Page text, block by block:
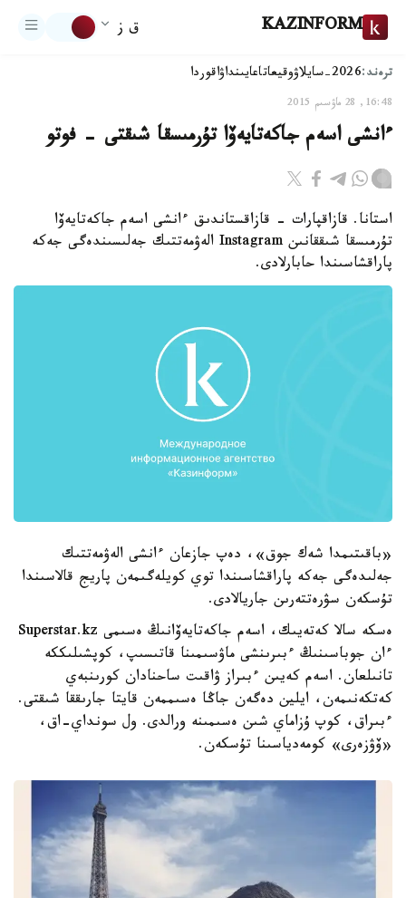
KAZINFORM ق ز
ترەند:2026-سايلاۋ وقيعاتاعايىنداۋاقوردا
16:48, 28 ماۋسىم 2015
ءانشى اسەم جاكەتايەۆا تۇرمىسقا شىقتى - فوتو
استانا. قازاقپارات - قازاقستاندىق ءانشى اسەم جاكەتايەۆا
تۇرمىسقا شىققانىن Instagram الەۋمەتتىك جەلىسىندەگى جەكە
پاراقشاسىندا حابارلادى.
«باقىتىمدا شەك جوق»، دەپ جازعان ءانشى الەۋمەتتىك
جەلىدەگى جەكە پاراقشاسىندا توي كويلەگىمەن پاريج قالاسىندا
تۇسكەن سۋرەتتەرىن جاريالادى.
ەسكە سالا كەتەيىك، اسەم جاكەتايەۆانىڭ ەسىمى Superstar.kz
ءان جوباسىنىڭ ءبىرىنشى ماۋسىمىنا قاتىسىپ، كوپشىلىككە
تانىلعان. اسەم كەيىن ءبىراز ۋاقىت ساحنادان كورىنبەي
كەتكەنىمەن، ايلين دەگەن جاڭا ەسىممەن قايتا جارىققا شىقتى.
ءبىراق، كوپ ۇزاماي شىن ەسىمىنە ورالدى. ول سونداي-اق،
«ۆۋزەرى» كومەدياسىنا تۇسكەن.